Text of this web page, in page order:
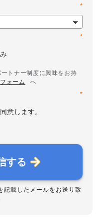
*
*
トナー制度に興味をお持
ォーム
へ
*
意します。
する
記載したメールをお送り致